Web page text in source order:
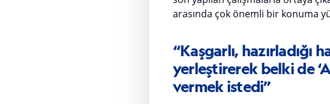
arasında çok önemli bir konuma
“Kaşgarlı, hazırladığı
yerleştirerek belki de
vermek istedi”